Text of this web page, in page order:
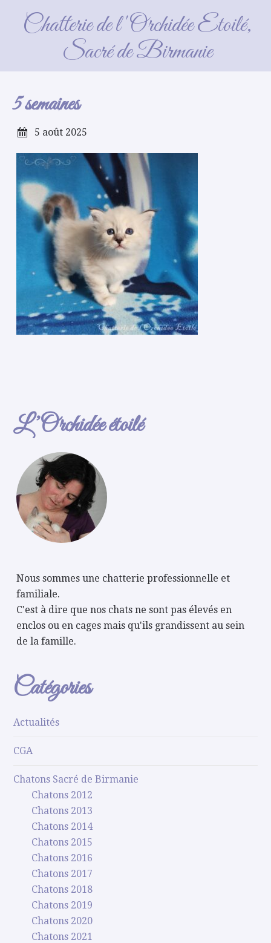
Chatterie de l'Orchidée Etoilé,
Sacré de Birmanie
5 semaines
5 semaines
5 août 2025
L’Orchidée étoilé
Nous sommes une chatterie professionnelle et
familiale.
C'est à dire que nos chats ne sont pas élevés en
enclos ou en cages mais qu'ils grandissent au sein
de la famille.
Catégories
Actualités
CGA
Chatons Sacré de Birmanie
Chatons 2012
Chatons 2013
Chatons 2014
Chatons 2015
Chatons 2016
Chatons 2017
Chatons 2018
Chatons 2019
Chatons 2020
Chatons 2021